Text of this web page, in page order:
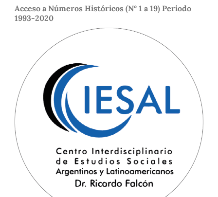
Acceso a Números Históricos (N° 1 a 19) Periodo
1993-2020